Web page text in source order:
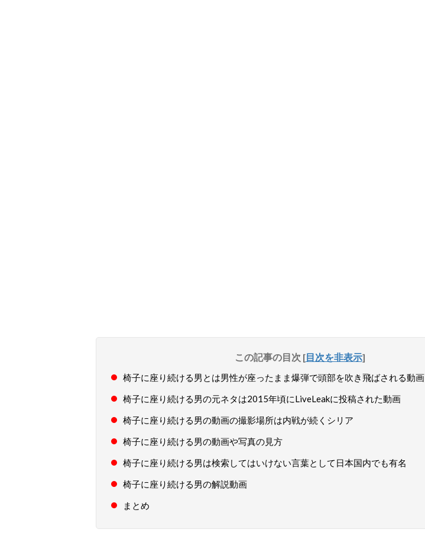
この記事の目次 [目次を非表示]
椅子に座り続ける男とは男性が座ったまま爆弾で頭部を吹き飛ばされる動画
椅子に座り続ける男の元ネタは2015年頃にLiveLeakに投稿された動画
椅子に座り続ける男の動画の撮影場所は内戦が続くシリア
椅子に座り続ける男の動画や写真の見方
椅子に座り続ける男は検索してはいけない言葉として日本国内でも有名
椅子に座り続ける男の解説動画
まとめ